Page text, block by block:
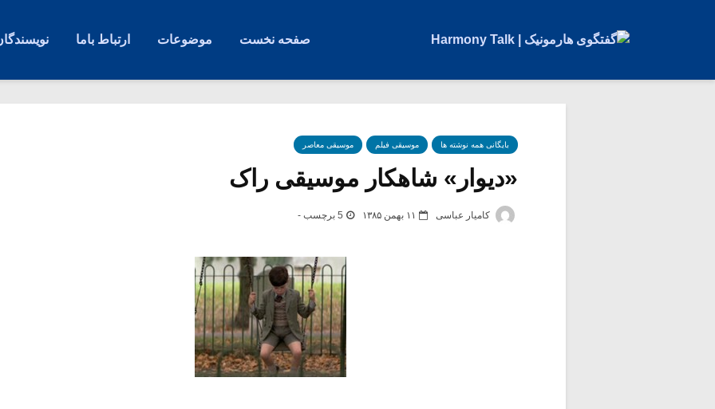
صفحه نخست موضوعات ارتباط باما
بایگانی همه نوشته ها موسیقی فیلم موسیقی معاصر
«دیوار» شاهکار موسیقی راک
کامیار عباسی ۱۱ بهمن ۱۳۸۵ 5 برچسب -